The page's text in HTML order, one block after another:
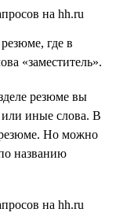
где в
«заместитель».
резюме вы
или иные слова. В
Но можно
названию